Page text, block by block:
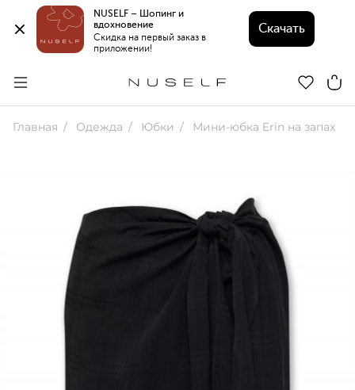
NUSELF – Шопинг и
вдохновение
Скидка на первый заказ в
приложении!
Скачать
Главная Одежда Юбки Мини-юбка Erin на запах